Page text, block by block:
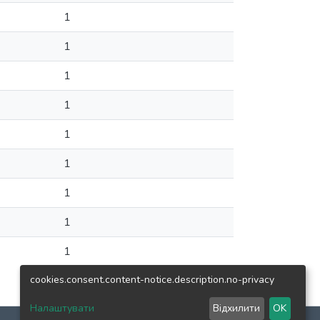
1
1
1
1
1
1
1
1
1
cookies.consent.content-notice.description.no-privacy
Налаштувати Відхилити OK